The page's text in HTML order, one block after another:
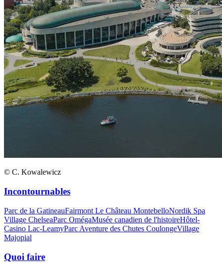
© C. Kowalewicz
Incontournables
Parc de la GatineauFairmont Le Château MontebelloNordik Spa
Village ChelseaParc OmégaMusée canadien de l'histoireHôtel-
Casino Lac-LeamyParc Aventure des Chutes CoulongeVillage
Majopial
Quoi faire